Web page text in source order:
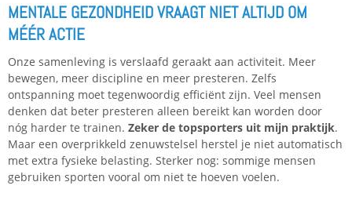
MENTALE GEZONDHEID VRAAGT NIET ALTIJD OM
MÉÉR ACTIE
Onze samenleving is verslaafd geraakt aan activiteit. Meer
bewegen, meer discipline en meer presteren. Zelfs
ontspanning moet tegenwoordig efficiënt zijn. Veel mensen
denken dat beter presteren alleen bereikt kan worden door
nóg harder te trainen. Zeker de topsporters uit mijn praktijk.
Maar een overprikkeld zenuwstelsel herstel je niet automatisch
met extra fysieke belasting. Sterker nog: sommige mensen
gebruiken sporten vooral om niet te hoeven voelen.